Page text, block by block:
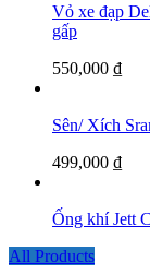
Vỏ xe đạp
gấp
550,000 ₫
Sên/ Xích
499,000 ₫
Ống khí Jett
All Products